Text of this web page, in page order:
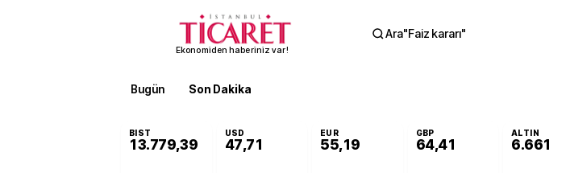
Ekonomiden haberiniz var!
Ara"Faiz kararı"
Bugün Son Dakika
BIST
13.779,39
USD
47,71
EUR
55,19
GBP
64,41
ALTIN
6.661